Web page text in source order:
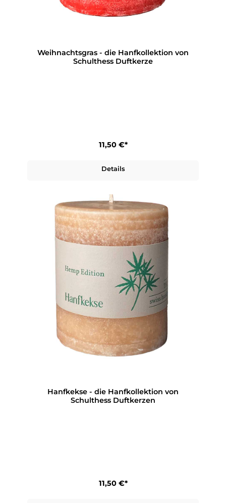
Weihnachtsgras - die Hanfkollektion von
Schulthess Duftkerze
11,50 €*
Details
Hanfkekse - die Hanfkollektion von
Schulthess Duftkerzen
11,50 €*